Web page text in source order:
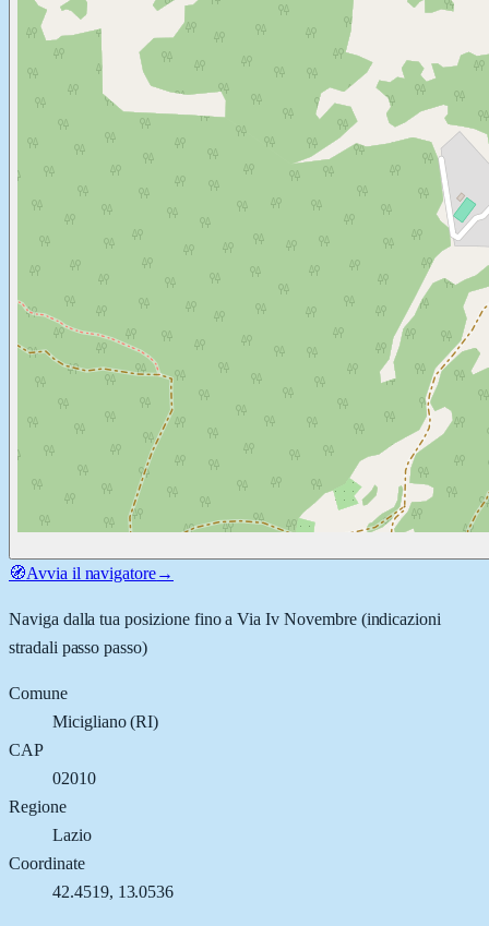
🧭Avvia il navigatore→
Naviga dalla tua posizione fino aVia Iv Novembre(indicazioni
stradali passo passo)
Comune
Micigliano(RI)
CAP
02010
Regione
Lazio
Coordinate
42.4519, 13.0536